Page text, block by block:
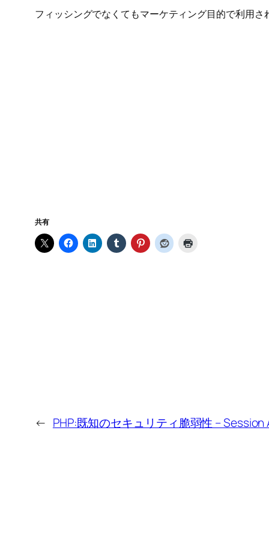
フィッシングでなくてもマーケティング目的で利用さ
共有
← PHP:既知のセキュリティ脆弱性 –